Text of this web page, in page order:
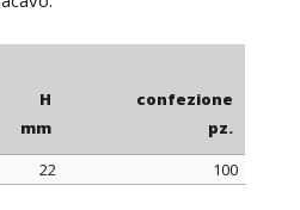
H
mm
confezione
pz.
22
100